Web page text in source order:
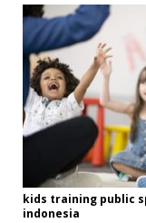
kids training public
indonesia